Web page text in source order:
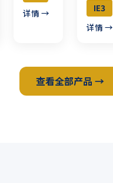
详情 →
IE3
详情 →
查看全部产品 →